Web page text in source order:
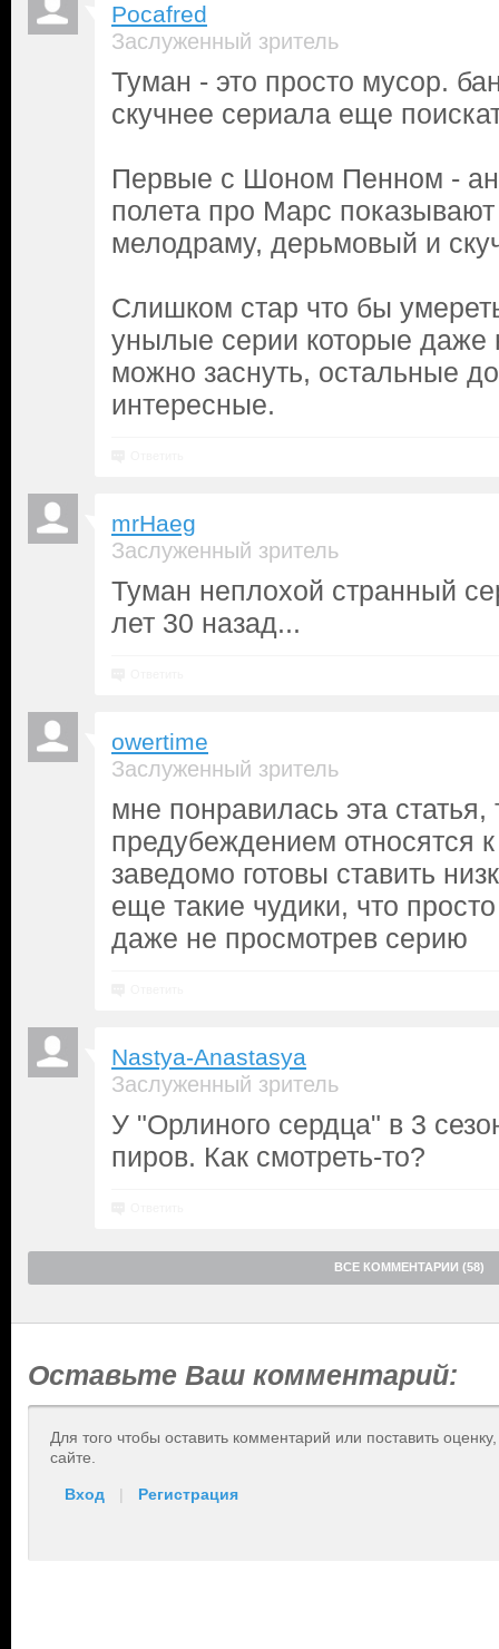
Pocafred
Заслуженный зритель
Туман - это просто мусор.
скучнее сериала еще
Первые с Шоном Пенном -
полета про Марс
мелодраму, дерьмовый и
Слишком стар что бы
унылые серии которые даже
можно заснуть, остальные
интересные.
mrHaeg
Заслуженный зритель
Туман неплохой странный
лет 30 назад...
owertime
Заслуженный зритель
мне понравилась эта статья,
предубеждением относятся
заведомо готовы ставить
еще такие чудики, что
даже не просмотрев серию
Nastya-Anastasya
Заслуженный зритель
У "Орлиного сердца" в 3
пиров. Как смотреть-то?
ВСЕ КОММЕНТАРИИ (58)
Оставьте Ваш комментарий:
Для того чтобы оставить комментарий или поставить
сайте.
Вход | Регистрация